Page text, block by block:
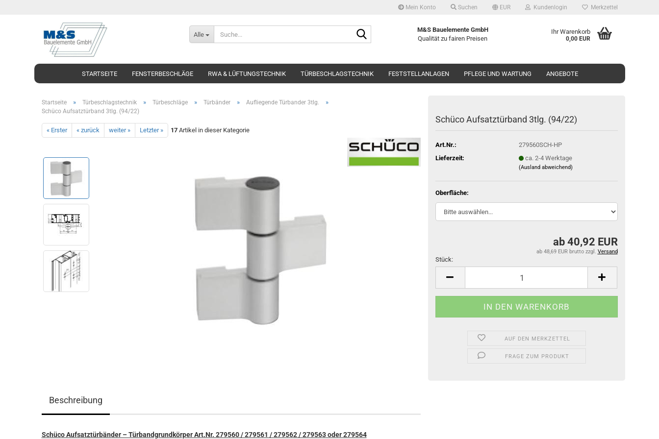
Mein Konto Suchen EUR Kundenlogin Merkzettel
Alle
M&S Bauelemente GmbH
Qualität zu fairen Preisen
Ihr Warenkorb
0,00 EUR
STARTSEITE FENSTERBESCHLÄGE RWA & LÜFTUNGSTECHNIK TÜRBESCHLAGSTECHNIK FESTSTELLANLAGEN PFLEGE UND WARTUNG ANGEBOTE
Startseite » Türbeschlagstechnik » Türbeschläge » Türbänder » Aufliegende Türbander 3tlg. »
Schüco Aufsatztürband 3tlg. (94/22)
« Erster « zurück weiter » Letzter » 17Artikel in dieser Kategorie
Schü­co Auf­satz­tür­band 3tlg. (94/22)
Art.Nr.:
279560SCH-HP
Lieferzeit:
ca. 2-4 Werktage
(Ausland abweichend)
Oberfläche:
ab 40,92 EUR
ab 48,69 EUR bruttozzgl. Versand
Stück:
Stück
AUF DEN MERKZETTEL
FRAGE ZUM PRODUKT
Beschreibung
Schüco Aufsatztürbänder – Türbandgrundkörper Art.Nr. 279560 / 279561 / 279562 / 279563 oder 279564